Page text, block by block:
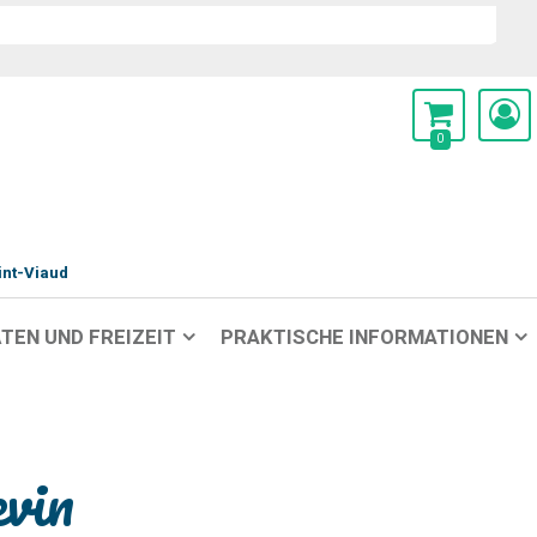
0
Viaud
UND FREIZEIT PRAKTISCHE INFORMATIONEN